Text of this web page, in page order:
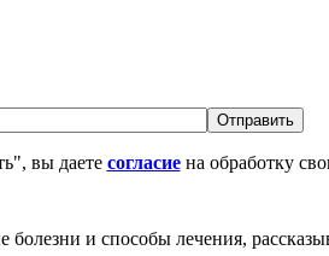
вы даете согласиена обработку
и способы лечения,